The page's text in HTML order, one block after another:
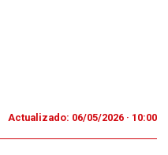
Actualizado: 06/05/2026 · 10:00